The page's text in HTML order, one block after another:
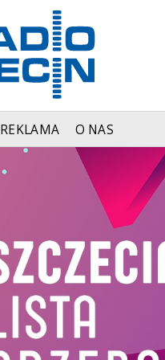
REKLAMA O NAS